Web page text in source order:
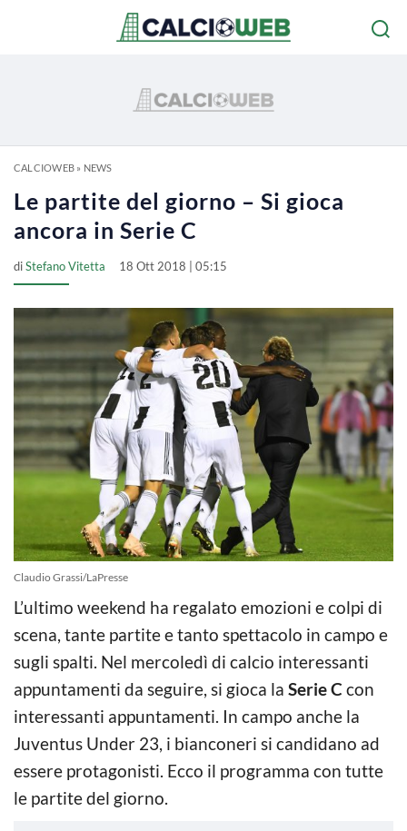
CALCIOWEB» NEWS
Le partite del giorno – Si gioca
ancora in Serie C
diStefano Vitetta 18 Ott 2018 | 05:15
Claudio Grassi/LaPresse
L’ultimo weekend ha regalato emozioni e colpi di
scena, tante partite e tanto spettacolo in campo e
sugli spalti. Nel mercoledì di calcio interessanti
appuntamenti da seguire, si gioca la Serie C con
interessanti appuntamenti. In campo anche la
Juventus Under 23, i bianconeri si candidano ad
essere protagonisti. Ecco il programma con tutte
le partite del giorno.